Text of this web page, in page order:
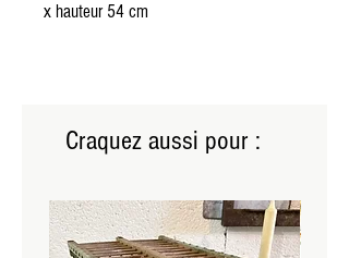
x hauteur 54 cm
Craquez aussi pour :